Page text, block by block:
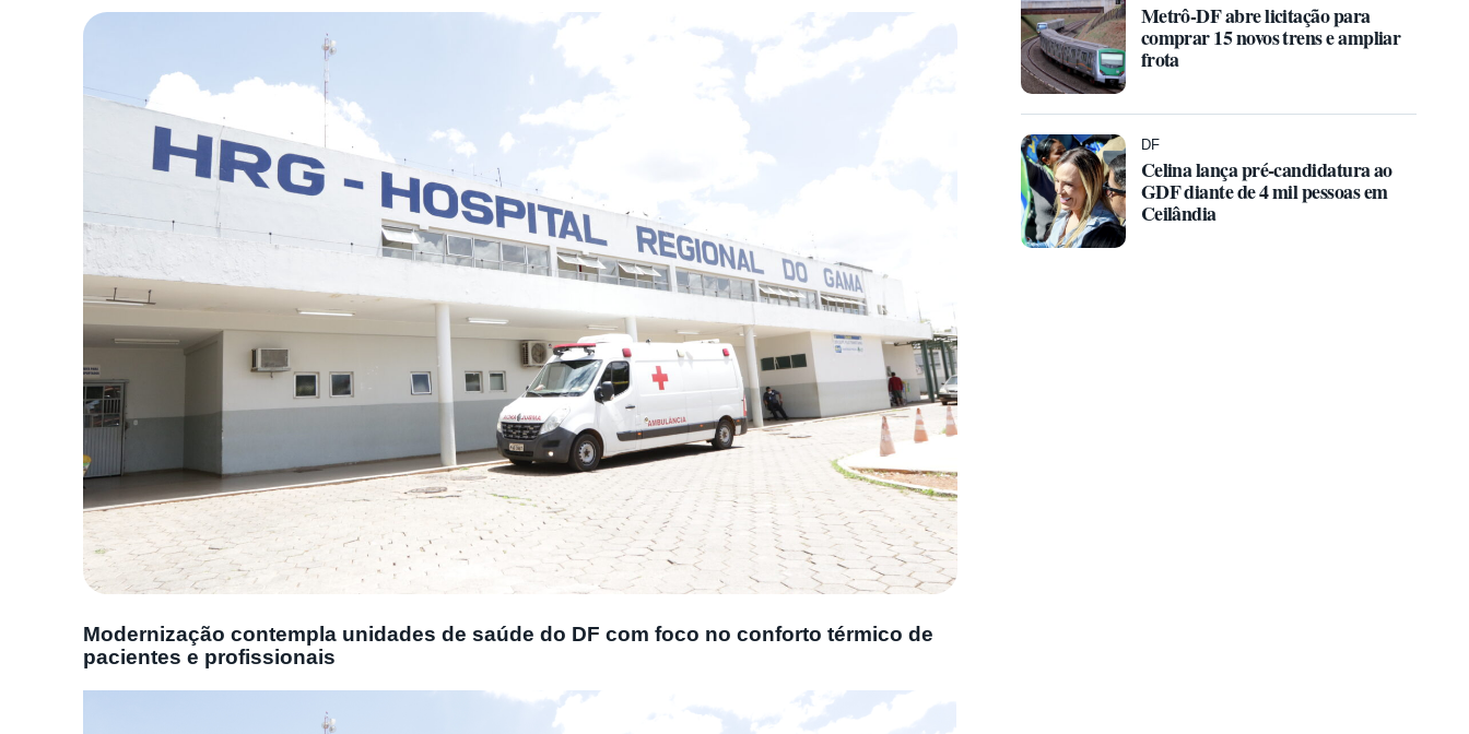
Modernização contempla unidades de saúde do DF com foco no conforto térmico de
pacientes e profissionais
Metrô-DF abre licitação para
comprar 15 novos trens e ampliar
frota
DF
Celina lança pré-candidatura ao
GDF diante de 4 mil pessoas em
Ceilândia